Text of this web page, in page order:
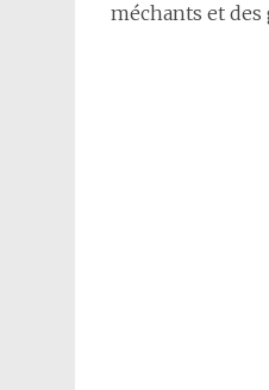
méchants et des